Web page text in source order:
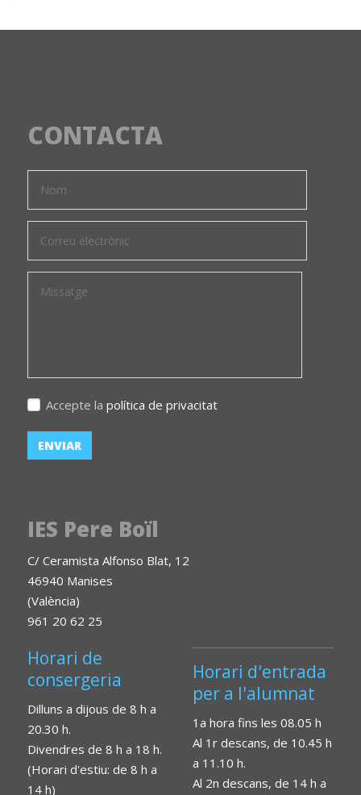
CONTACTA
Accepte la política de privacitat
IES Pere Boïl
C/ Ceramista Alfonso Blat, 12
46940 Manises
(València)
961 20 62 25
Horari de
consergeria
Dilluns a dijous de 8 h a
20.30 h.
Divendres de 8 h a 18 h.
(Horari d'estiu: de 8 h a
14 h)
Horari d'entrada
per a l'alumnat
1a hora fins les 08.05 h
Al 1r descans, de 10.45 h
a 11.10 h.
Al 2n descans, de 14 h a